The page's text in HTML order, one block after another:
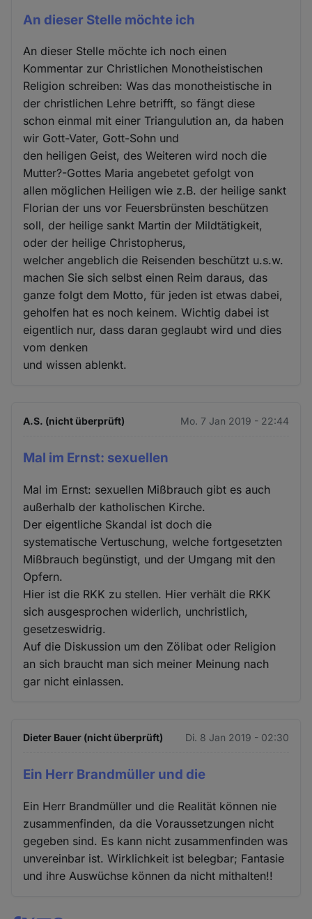
An dieser Stelle möchte ich
An dieser Stelle möchte ich noch einen
Kommentar zur Christlichen Monotheistischen
Religion schreiben: Was das monotheistische in
der christlichen Lehre betrifft, so fängt diese
schon einmal mit einer Triangulution an, da haben
wir Gott-Vater, Gott-Sohn und
den heiligen Geist, des Weiteren wird noch die
Mutter?-Gottes Maria angebetet gefolgt von
allen möglichen Heiligen wie z.B. der heilige sankt
Florian der uns vor Feuersbrünsten beschützen
soll, der heilige sankt Martin der Mildtätigkeit,
oder der heilige Christopherus,
welcher angeblich die Reisenden beschützt u.s.w.
machen Sie sich selbst einen Reim daraus, das
ganze folgt dem Motto, für jeden ist etwas dabei,
geholfen hat es noch keinem. Wichtig dabei ist
eigentlich nur, dass daran geglaubt wird und dies
vom denken
und wissen ablenkt.
A.S. (nicht überprüft) Mo. 7 Jan 2019 - 22:44
Mal im Ernst: sexuellen
Mal im Ernst: sexuellen Mißbrauch gibt es auch
außerhalb der katholischen Kirche.
Der eigentliche Skandal ist doch die
systematische Vertuschung, welche fortgesetzten
Mißbrauch begünstigt, und der Umgang mit den
Opfern.
Hier ist die RKK zu stellen. Hier verhält die RKK
sich ausgesprochen widerlich, unchristlich,
gesetzeswidrig.
Auf die Diskussion um den Zölibat oder Religion
an sich braucht man sich meiner Meinung nach
gar nicht einlassen.
Dieter Bauer (nicht überprüft) Di. 8 Jan 2019 - 02:30
Ein Herr Brandmüller und die
Ein Herr Brandmüller und die Realität können nie
zusammenfinden, da die Voraussetzungen nicht
gegeben sind. Es kann nicht zusammenfinden was
unvereinbar ist. Wirklichkeit ist belegbar; Fantasie
und ihre Auswüchse können da nicht mithalten!!